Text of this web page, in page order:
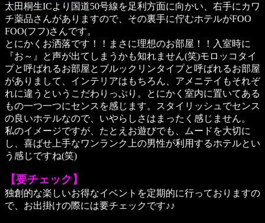
太田桐生ICより国道50号線を足利方面に向かい、右手にカワ
チ薬品さんがありますので、その裏手に佇むホテルがFOO
FOO(フフ)さんです。
とにかくお洒落です！！まさに理想のお部屋！！入室時に
『お～』と声が出てしまうかも知れません(笑)モロッコタイ
プと呼ばれるお部屋とブルックリンタイプと呼ばれるお部屋
がありまして、インテリアはもちろん、アメニテイもそれぞ
れに違うというこだわりっぷり。とにかく室内に置いてある
もの一つ一つにセンスを感じます。スタイリッシュでセンス
の良いホテルなので、いやらしさはまったく感じません。
私のイメージですが、たとえお遊びでも、ムードを大切に
し、喜ばせ上手なワンランク上の男性が利用するホテルとい
う感じですね(笑)
【要チェック】
独創的な楽しいお得なイベントを定期的に行っておりますの
で、お出掛けの際には要チェックです♪♪